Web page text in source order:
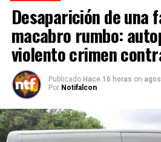
Desaparición de una
macabro rumbo:
violento crimen
Publicado Hace 16 horas on
Por Notifalcon